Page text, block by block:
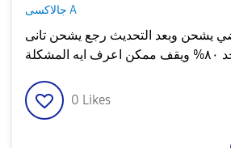
جالاكسى A
يشحن وبعد التحديث رجع يشحن تانى
0 Likes